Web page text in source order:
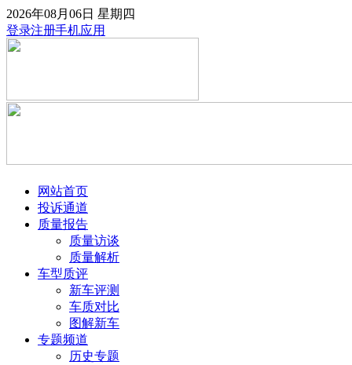
2026年08月06日 星期四
登录注册手机应用
网站首页
投诉通道
质量报告
质量访谈
质量解析
车型质评
新车评测
车质对比
图解新车
专题频道
历史专题